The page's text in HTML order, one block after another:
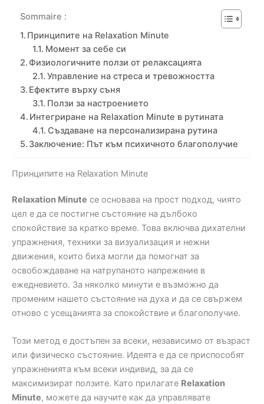
Sommaire :
Принципите на Relaxation Minute
Момент за себе си
Физиологичните ползи от релаксацията
Управление на стреса и тревожността
Ефектите върху съня
Ползи за настроението
Интегриране на Relaxation Minute в рутината
Създаване на персонализирана рутина
Заключение: Път към психичното благополучие
Принципите на Relaxation Minute
Relaxation Minute се основава на прост подход, чиято
цел е да се постигне състояние на дълбоко
спокойствие за кратко време. Това включва дихателни
упражнения, техники за визуализация и нежни
движения, които биха могли да помогнат за
освобождаване на натрупаното напрежение в
ежедневието. За няколко минути е възможно да
променим нашето състояние на духа и да се свържем
отново с усещанията за спокойствие и благополучие.
Този метод е достъпен за всеки, независимо от възраст
или физическо състояние. Идеята е да се приспособят
упражненията към всеки индивид, за да се
максимизират ползите. Като прилагате Relaxation
Minute, можете да научите как да управлявате